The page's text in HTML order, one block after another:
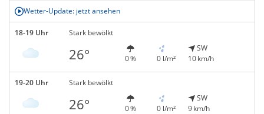
Wetter-Update: jetzt ansehen
18-19 Uhr Stark bewölkt
26° 0 % 0 l/m²
SW
10 km/h
19-20 Uhr Stark bewölkt
26° 0 % 0 l/m²
SW
9 km/h